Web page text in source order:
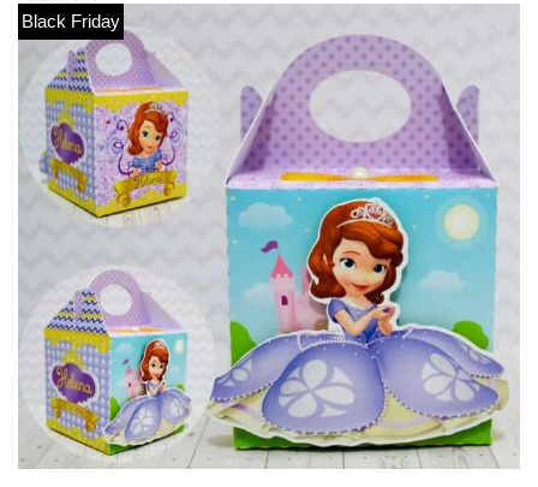
Black Friday